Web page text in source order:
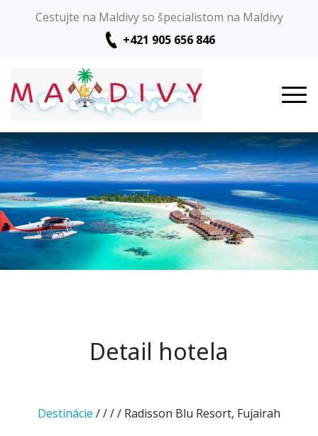
Cestujte na Maldivy so špecialistom na Maldivy
+421 905 656 846
Detail hotela
Destinácie //// Radisson Blu Resort, Fujairah